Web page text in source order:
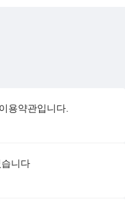
용약관입니다.
니다